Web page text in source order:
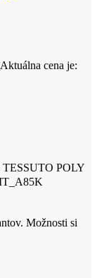
Aktuálna cena je:
TESSUTO POLY
Možnosti si